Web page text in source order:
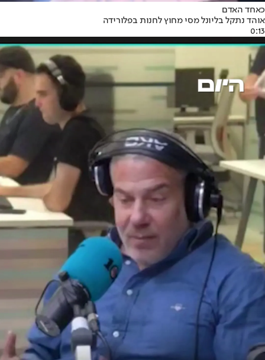
כאחד האדם
אוהד נתקל בליונל מסי מחוץ לחנות בפלורידה
0:13